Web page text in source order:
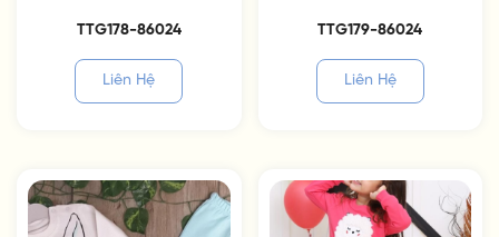
TTG178-86024
Liên Hệ
TTG179-86024
Liên Hệ